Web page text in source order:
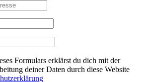
Formulars erklärst du dich mit der
deiner Daten durch diese Website